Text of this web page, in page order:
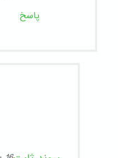
پاسخ